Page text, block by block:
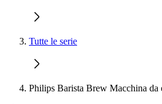
Tutte le serie
Philips Barista Brew Macchina da